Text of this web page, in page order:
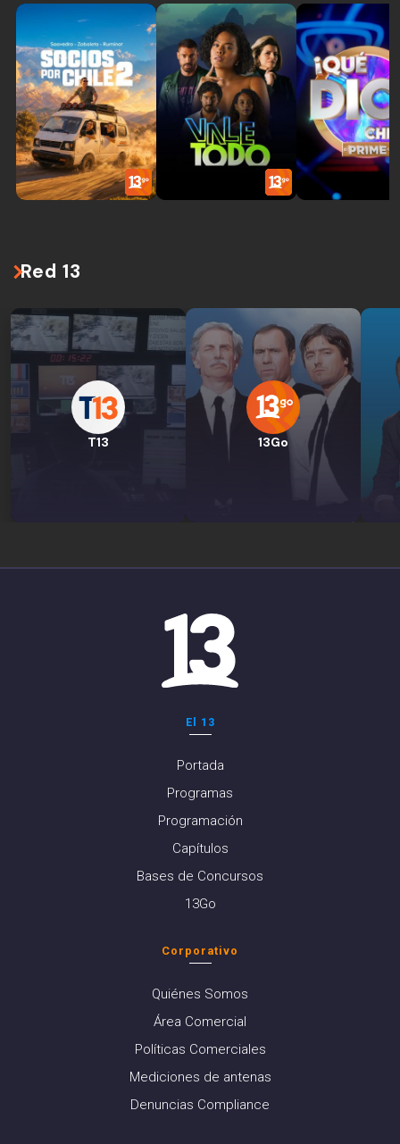
Red 13
T13 13Go
El 13
Portada
Programas
Programación
Capítulos
Bases de Concursos
13Go
Corporativo
Quiénes Somos
Área Comercial
Políticas Comerciales
Mediciones de antenas
Denuncias Compliance